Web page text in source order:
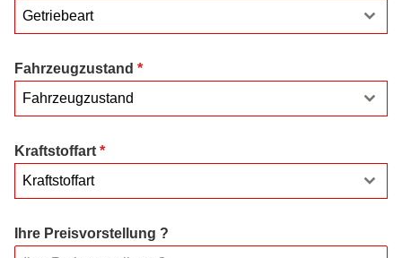
Getriebeart
Fahrzeugzustand *
Fahrzeugzustand
Kraftstoffart *
Kraftstoffart
Ihre Preisvorstellung ?